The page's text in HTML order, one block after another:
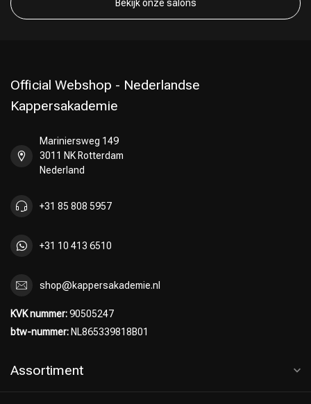
Bekijk onze salons
Official Webshop - Nederlandse
Kappersakademie
Mariniersweg 149
3011 NK Rotterdam
Nederland
+31 85 808 5957
+31 10 413 6510
shop@kappersakademie.nl
KVK nummer:90505247
btw-nummer: NL865339818B01
Assortiment